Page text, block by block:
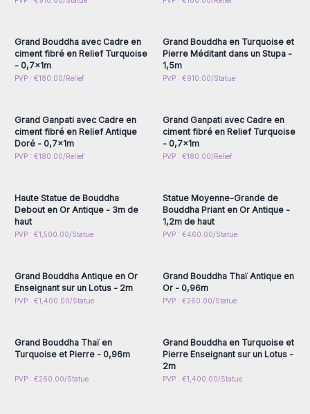
Grand Bouddha avec Cadre en
ciment fibré en Relief Turquoise
- 0,7x1m
PVP : €180.00/Relief
Grand Bouddha en Turquoise et
Pierre Méditant dans un Stupa -
1,5m
PVP : €910.00/Statue
Connectez-vous ou
Grand Ganpati avec Cadre en
ciment fibré en Relief Antique
Doré - 0,7x1m
PVP : €180.00/Relief
Connectez-vous ou
Grand Ganpati avec Cadre en
ciment fibré en Relief Turquoise
- 0,7x1m
PVP : €180.00/Relief
Connectez-vous ou
Haute Statue de Bouddha
Debout en Or Antique - 3m de
haut
PVP : €1,500.00/Statue
Connectez-vous ou
Statue Moyenne-Grande de
Bouddha Priant en Or Antique -
1,2m de haut
PVP : €460.00/Statue
Connectez-vous ou
Grand Bouddha Antique en Or
Enseignant sur un Lotus - 2m
PVP : €1,400.00/Statue
Connectez-vous ou
Grand Bouddha Thaï Antique en
Or - 0,96m
PVP : €260.00/Statue
Connectez-vous ou
Grand Bouddha Thaï en
Turquoise et Pierre - 0,96m
PVP : €260.00/Statue
Connectez-vous ou
Grand Bouddha en Turquoise et
Pierre Enseignant sur un Lotus -
2m
PVP : €1,400.00/Statue
Connectez-vous ou